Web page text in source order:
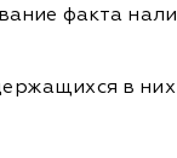
факта
в них